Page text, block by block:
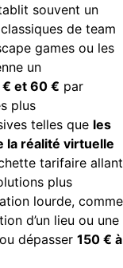
souvent un
de team
games ou les
un
€ et 60 € par
plus
telles que les
la réalité virtuelle
tarifaire allant
plus
lourde, comme
d’un lieu ou une
dépasser 150 € à